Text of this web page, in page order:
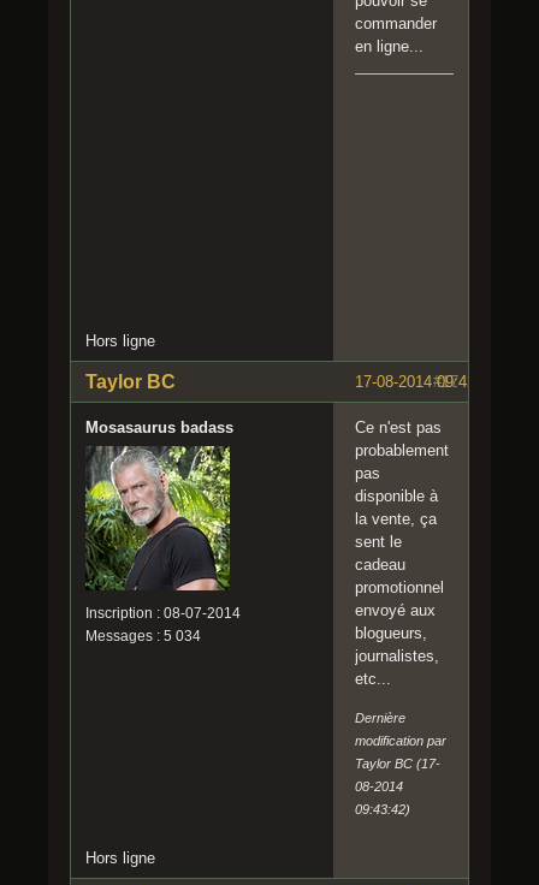
commander
en ligne...
Hors ligne
#17
17-08-2014 09:43:17
Taylor BC
Mosasaurus badass
Inscription : 08-07-2014
Messages : 5 034
Ce n'est pas
probablement
pas
disponible à
la vente, ça
sent le
cadeau
promotionnel
envoyé aux
blogueurs,
journalistes,
etc...
Dernière
modification par
Taylor BC (17-
08-2014
09:43:42)
Hors ligne